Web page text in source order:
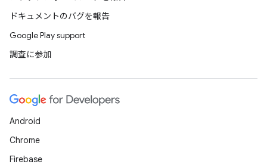
ドキュメントのバグを報告
Google Play support
調査に参加
Android
Chrome
Firebase